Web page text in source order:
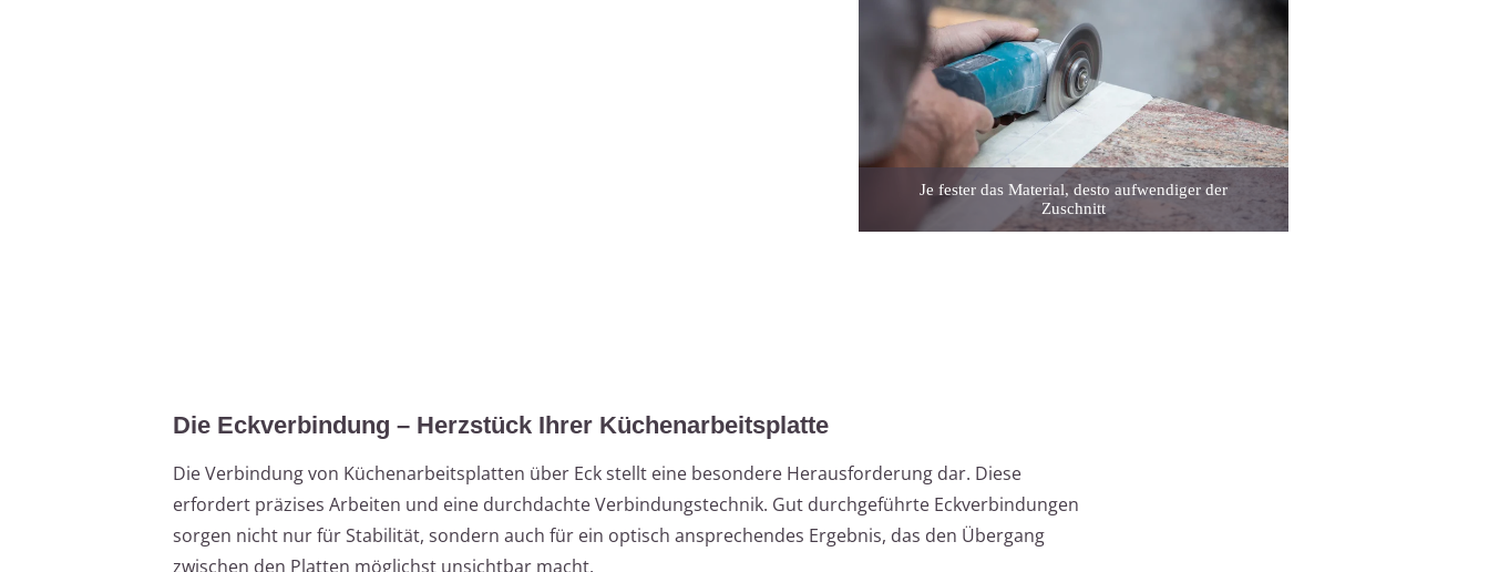
Je fester das Material, desto aufwendiger der
Zuschnitt
Die Eckverbindung – Herzstück Ihrer Küchenarbeitsplatte
Die Verbindung von Küchenarbeitsplatten über Eck stellt eine besondere Herausforderung dar. Diese
erfordert präzises Arbeiten und eine durchdachte Verbindungstechnik. Gut durchgeführte Eckverbindungen
sorgen nicht nur für Stabilität, sondern auch für ein optisch ansprechendes Ergebnis, das den Übergang
zwischen den Platten möglichst unsichtbar macht.